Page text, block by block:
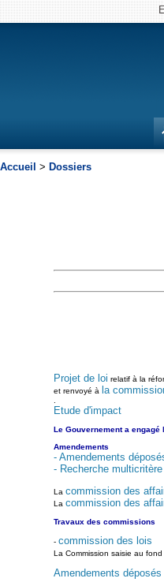
Accueil > Dossiers
Projet de loi relatif à la
et renvoyé à la
Etude d'impact
Le Gouvernement a
Amendements
- Amendements
- Recherche multicritère
La commission des
La commission des
Travaux des commissions
- commission des lois
La Commission saisie au fond
Amendements